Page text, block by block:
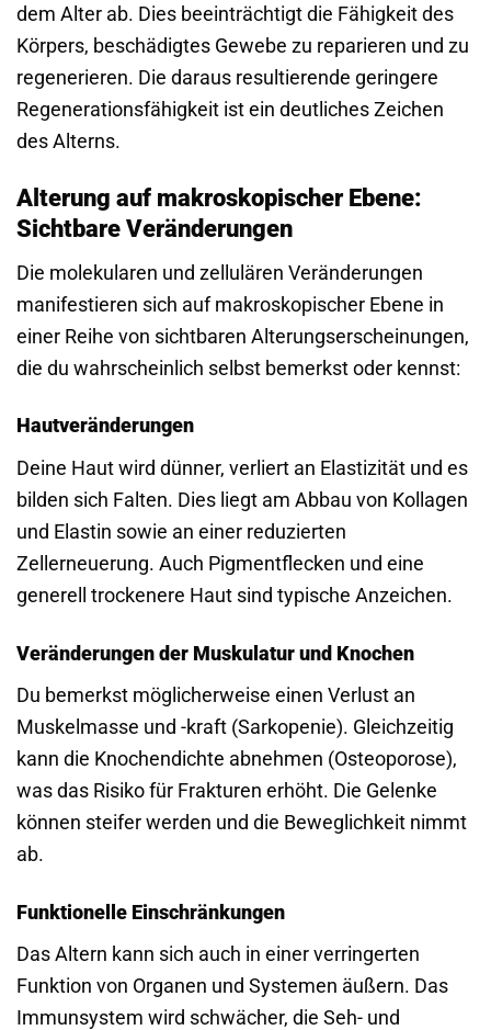
dem Alter ab. Dies beeinträchtigt die Fähigkeit des
Körpers, beschädigtes Gewebe zu reparieren und zu
regenerieren. Die daraus resultierende geringere
Regenerationsfähigkeit ist ein deutliches Zeichen
des Alterns.
Alterung auf makroskopischer Ebene:
Sichtbare Veränderungen
Die molekularen und zellulären Veränderungen
manifestieren sich auf makroskopischer Ebene in
einer Reihe von sichtbaren Alterungserscheinungen,
die du wahrscheinlich selbst bemerkst oder kennst:
Hautveränderungen
Deine Haut wird dünner, verliert an Elastizität und es
bilden sich Falten. Dies liegt am Abbau von Kollagen
und Elastin sowie an einer reduzierten
Zellerneuerung. Auch Pigmentflecken und eine
generell trockenere Haut sind typische Anzeichen.
Veränderungen der Muskulatur und Knochen
Du bemerkst möglicherweise einen Verlust an
Muskelmasse und -kraft (Sarkopenie). Gleichzeitig
kann die Knochendichte abnehmen (Osteoporose),
was das Risiko für Frakturen erhöht. Die Gelenke
können steifer werden und die Beweglichkeit nimmt
ab.
Funktionelle Einschränkungen
Das Altern kann sich auch in einer verringerten
Funktion von Organen und Systemen äußern. Das
Immunsystem wird schwächer, die Seh- und